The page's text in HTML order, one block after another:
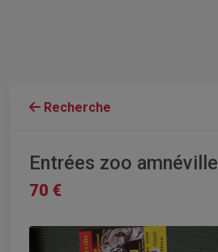
Recherche
Entrées zoo amnéville
70 €